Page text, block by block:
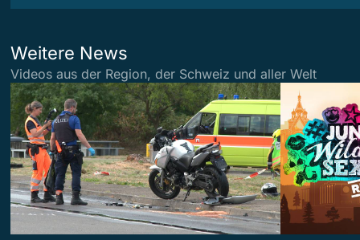
Weitere News
Videos aus der Region, der Schweiz und aller Welt